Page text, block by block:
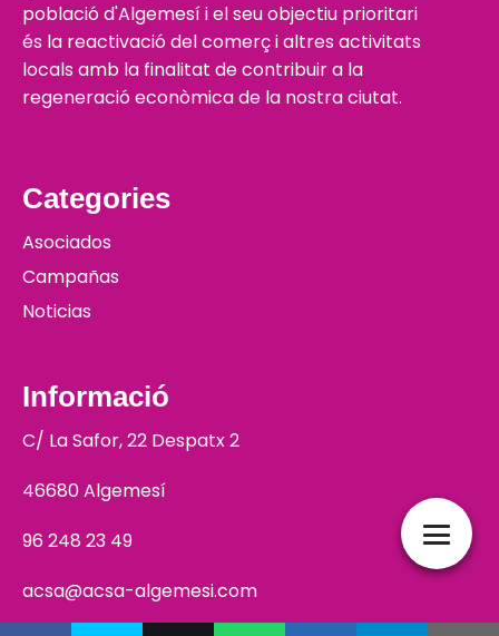
població d'Algemesí i el seu objectiu prioritari
és la reactivació del comerç i altres activitats
locals amb la finalitat de contribuir a la
regeneració econòmica de la nostra ciutat.
Categories
Asociados
Campañas
Noticias
Informació
C/ La Safor, 22 Despatx 2
46680 Algemesí
96 248 23 49
acsa@acsa-algemesi.com